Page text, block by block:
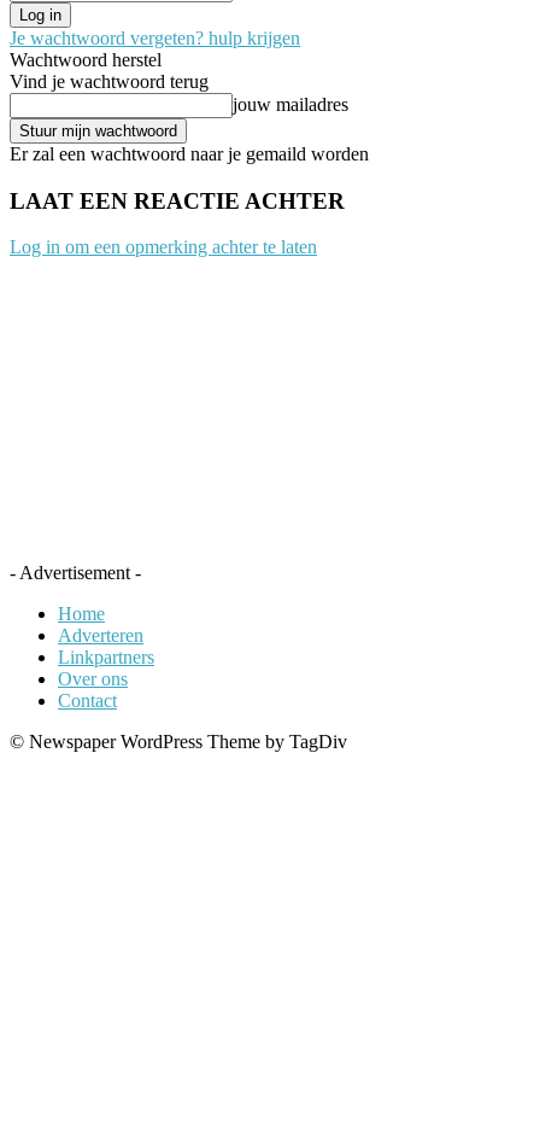
Je wachtwoord vergeten? hulp krijgen
Wachtwoord herstel
Vind je wachtwoord terug
jouw mailadres
Er zal een wachtwoord naar je gemaild worden
LAAT EEN REACTIE ACHTER
Log in om een opmerking achter te laten
- Advertisement -
Home
Adverteren
Linkpartners
Over ons
Contact
© Newspaper WordPress Theme by TagDiv